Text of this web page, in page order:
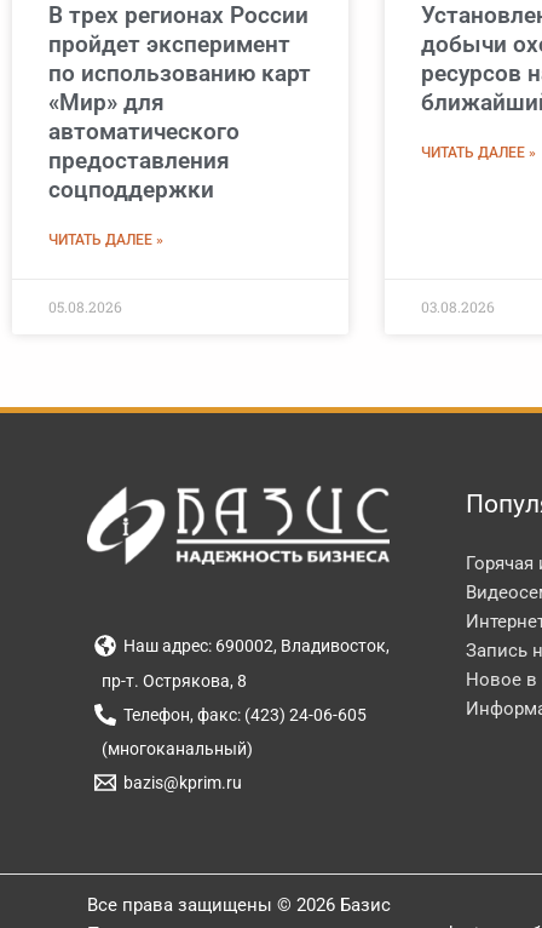
В трех регионах России
пройдет эксперимент
по использованию карт
«Мир» для
автоматического
предоставления
соцподдержки
ЧИТАТЬ ДАЛЕЕ »
05.08.2026
добычи
ресурсов
ЧИТАТЬ ДАЛЕЕ »
03.08.2026
Наш адрес: 690002, Владивосток,
пр-т. Острякова, 8
Телефон, факс: (423) 24-06-605
(многоканальный)
bazis@kprim.ru
Запись
Новое в
Все права защищены © 2026 Базис